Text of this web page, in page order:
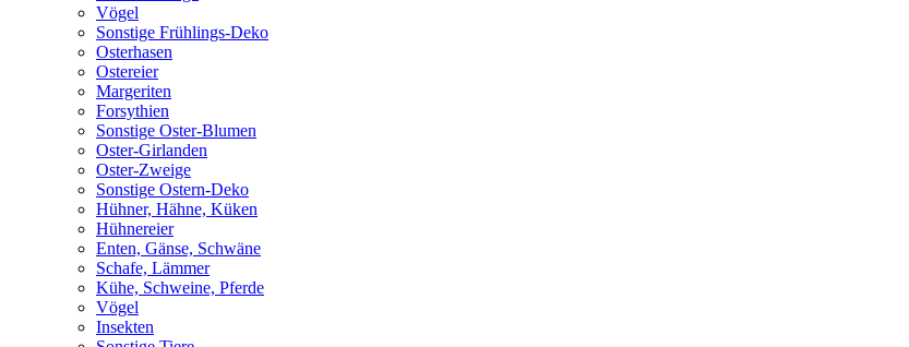
Vögel
Sonstige Frühlings-Deko
Osterhasen
Ostereier
Margeriten
Forsythien
Sonstige Oster-Blumen
Oster-Girlanden
Oster-Zweige
Sonstige Ostern-Deko
Hühner, Hähne, Küken
Hühnereier
Enten, Gänse, Schwäne
Schafe, Lämmer
Kühe, Schweine, Pferde
Vögel
Insekten